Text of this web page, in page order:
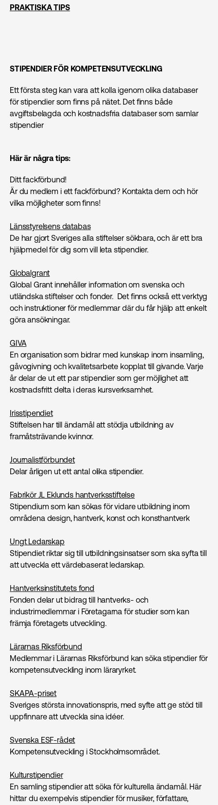
PRAKTISKA TIPS
STIPENDIER FÖR KOMPETENSUTVECKLING
Ett första steg kan vara att kolla igenom olika databaser
för stipendier som finns på nätet. Det finns både
avgiftsbelagda och kostnadsfria databaser som samlar
stipendier
Här är några tips:
Ditt fackförbund!
Är du medlem i ett fackförbund? Kontakta dem och hör
vilka möjligheter som finns!
Länsstyrelsens databas
De har gjort Sveriges alla stiftelser sökbara, och är ett bra
hjälpmedel för dig som vill leta stipendier.
Globalgrant
Global Grant innehåller information om svenska och
utländska stiftelser och fonder. Det finns också ett verktyg
och instruktioner för medlemmar där du får hjälp att enkelt
göra ansökningar.
GIVA
En organisation som bidrar med kunskap inom insamling,
gåvogivning och kvalitetsarbete kopplat till givande. Varje
år delar de ut ett par stipendier som ger möjlighet att
kostnadsfritt delta i deras kursverksamhet.
Irisstipendiet
Stiftelsen har till ändamål att stödja utbildning av
framåtsträvande kvinnor.
Journalistförbundet
Delar årligen ut ett antal olika stipendier.
Fabrikör JL Eklunds hantverksstiftelse
Stipendium som kan sökas för vidare utbildning inom
områdena design, hantverk, konst och konsthantverk
Ungt Ledarskap
Stipendiet riktar sig till utbildningsinsatser som ska syfta till
att utveckla ett värdebaserat ledarskap.
Hantverksinstitutets fond
Fonden delar ut bidrag till hantverks- och
industrimedlemmar i Företagarna för studier som kan
främja företagets utveckling.
Lärarnas Riksförbund
Medlemmar i Lärarnas Riksförbund kan söka stipendier för
kompetensutveckling inom läraryrket.
SKAPA-priset
Sveriges största innovationspris, med syfte att ge stöd till
uppfinnare att utveckla sina idéer.
Svenska ESF-rådet
Kompetensutveckling i Stockholmsområdet.
Kulturstipendier
En samling stipendier att söka för kulturella ändamål. Här
hittar du exempelvis stipendier för musiker, författare,